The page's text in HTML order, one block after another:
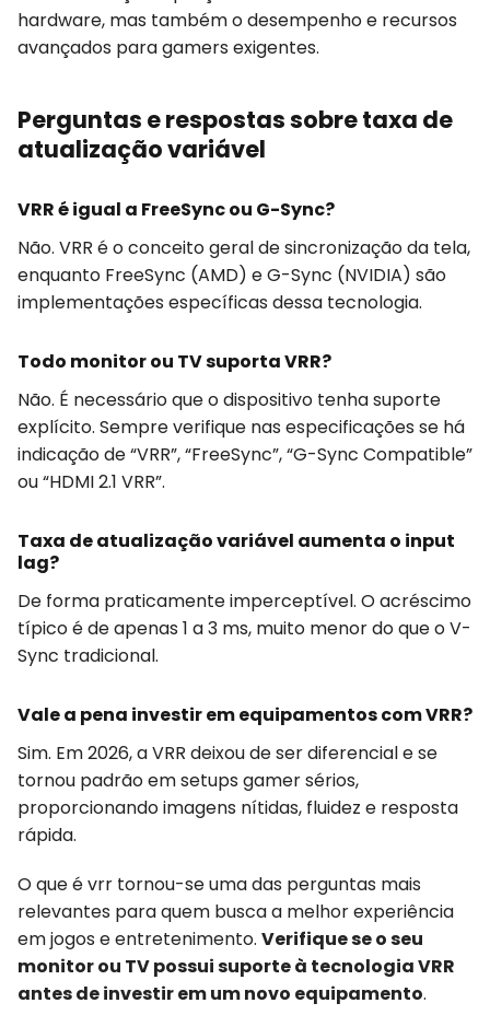
hardware, mas também o desempenho e recursos
avançados para gamers exigentes.
Perguntas e respostas sobre taxa de
atualização variável
VRR é igual a FreeSync ou G-Sync?
Não. VRR é o conceito geral de sincronização da tela,
enquanto FreeSync (AMD) e G-Sync (NVIDIA) são
implementações específicas dessa tecnologia.
Todo monitor ou TV suporta VRR?
Não. É necessário que o dispositivo tenha suporte
explícito. Sempre verifique nas especificações se há
indicação de “VRR”, “FreeSync”, “G-Sync Compatible”
ou “HDMI 2.1 VRR”.
Taxa de atualização variável aumenta o input
lag?
De forma praticamente imperceptível. O acréscimo
típico é de apenas 1 a 3 ms, muito menor do que o V-
Sync tradicional.
Vale a pena investir em equipamentos com VRR?
Sim. Em 2026, a VRR deixou de ser diferencial e se
tornou padrão em setups gamer sérios,
proporcionando imagens nítidas, fluidez e resposta
rápida.
O que é vrr tornou-se uma das perguntas mais
relevantes para quem busca a melhor experiência
em jogos e entretenimento. Verifique se o seu
monitor ou TV possui suporte à tecnologia VRR
antes de investir em um novo equipamento.